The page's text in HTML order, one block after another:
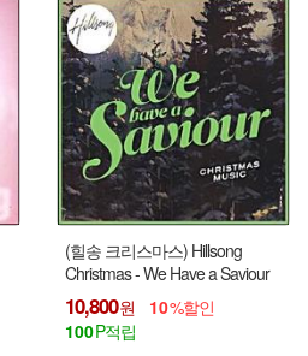
(힐송 크리스마스) Hillsong
Christmas - We Have a Saviour
(CD)
10,800
10
100